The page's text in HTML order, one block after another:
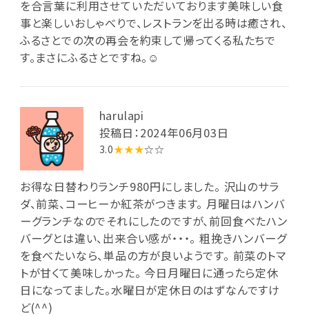
を合言葉に利用させていただいております美味しい食
事と楽しいおしゃべりで、レストランを゙出る時は癒され、
ふるさとでの次の再会を約束して帰ってくる私たちで
す。まさにふるさとですね。☺️
harulapi
投稿日：2024年06月03日
3.0★★★☆☆
お得な日替わりランチ980円にしました。 沢山のサラ
ダ、前菜、コーヒーか紅茶がつきます。 月曜日はハンバ
ーグランチなのでそれにしたのですが、前回食べたハン
バーグとは違い、出来合い感が・・・。 粗挽きハンバーグ
を食べたいなら、単品の方が良いようです。 前菜のトマ
トが甘くて美味しかった。 今日月曜日に通ったら定休
日になってました。水曜日が定休日のはずなんですけ
ど(^^)